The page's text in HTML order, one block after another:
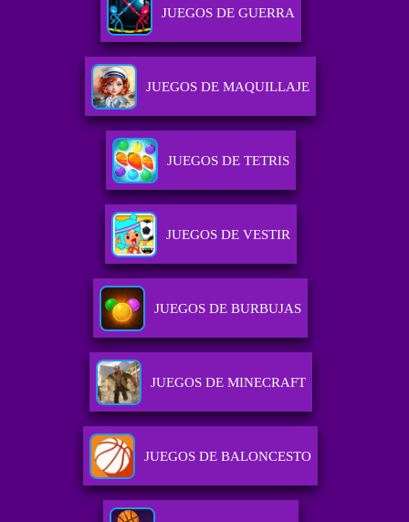
JUEGOS DE GUERRA
JUEGOS DE MAQUILLAJE
JUEGOS DE TETRIS
JUEGOS DE VESTIR
JUEGOS DE BURBUJAS
JUEGOS DE MINECRAFT
JUEGOS DE BALONCESTO